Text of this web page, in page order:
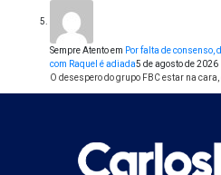
Sempre Atentoem Por falta de consenso,
com Raquel é adiada5 de agosto de 2026
O desespero do grupo FBC estar na